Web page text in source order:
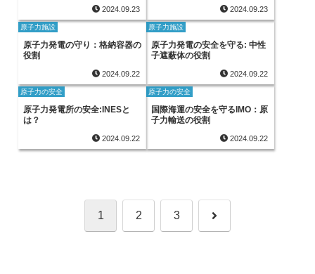
2024.09.23 2024.09.23
原子力施設
原子力発電の守り：格納容器の
役割
2024.09.22
原子力施設
原子力発電の安全を守る: 中性
子遮蔽体の役割
2024.09.22
原子力の安全
原子力発電所の安全:INESと
は？
2024.09.22
原子力の安全
国際海運の安全を守るIMO：原
子力輸送の役割
2024.09.22
1 2 3 次